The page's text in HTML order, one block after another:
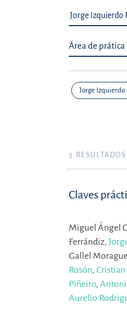
Área de prática
Jorge Izquierdo
3 RESULTADOS
Claves
Miguel Ángel
Ferrándiz,
Gallel
Rosón, Cristian
Piñeiro,
Aurelio